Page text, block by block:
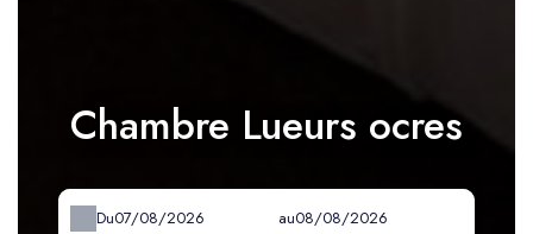
Chambre Lueurs ocres
Du au